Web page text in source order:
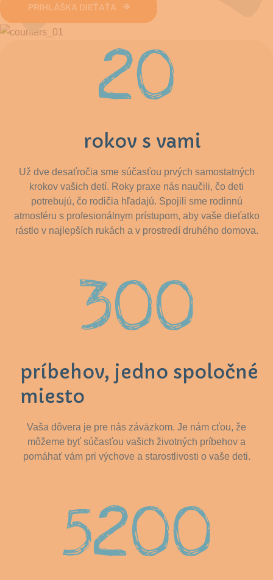
PRIHLÁŠKA DIEŤAŤA
20
rokov s vami
Už dve desaťročia sme súčasťou prvých samostatných
krokov vašich detí. Roky praxe nás naučili, čo deti
potrebujú, čo rodičia hľadajú. Spojili sme rodinnú
atmosféru s profesionálnym prístupom, aby vaše dieťatko
rástlo v najlepších rukách a v prostredí druhého domova.
300
príbehov, jedno spoločné
miesto
Vaša dôvera je pre nás záväzkom. Je nám cťou, že
môžeme byť súčasťou vašich životných príbehov a
pomáhať vám pri výchove a starostlivosti o vaše deti.
5200